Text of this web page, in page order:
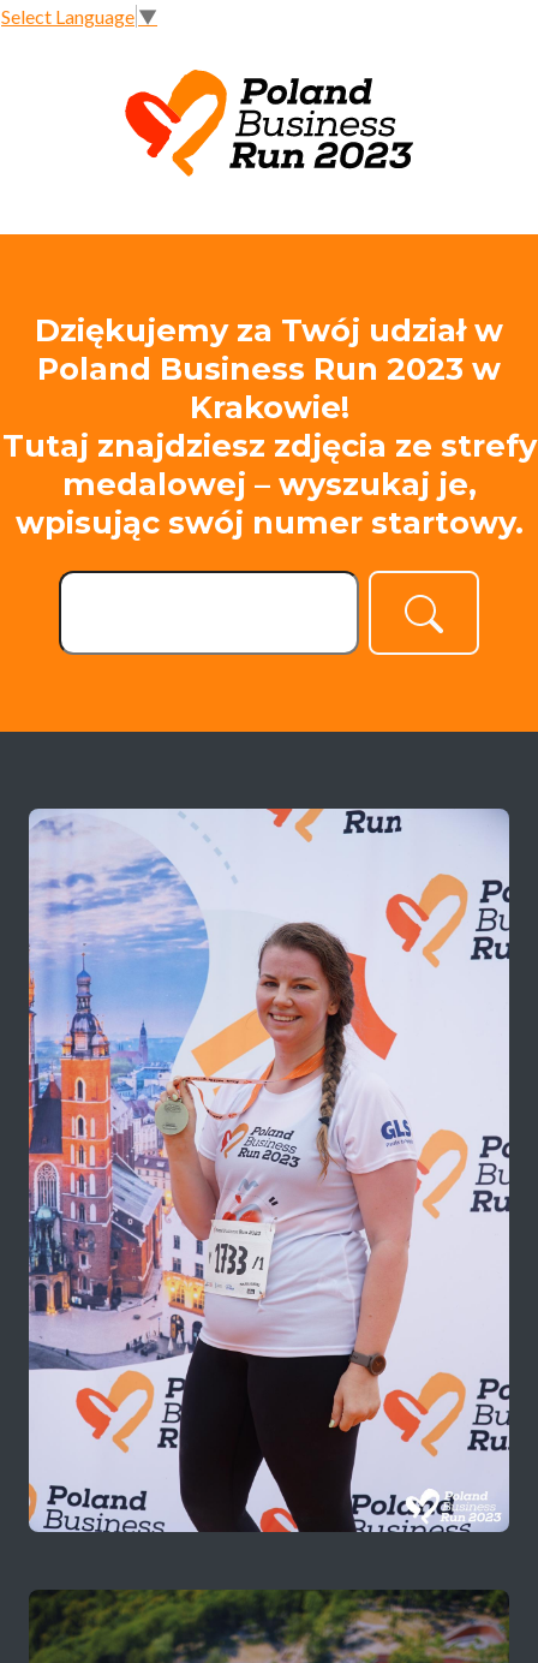
Select Language ▼
Dziękujemy za Twój udział w
Poland Business Run 2023 w
Krakowie!
Tutaj znajdziesz zdjęcia ze strefy
medalowej – wyszukaj je,
wpisując swój numer startowy.